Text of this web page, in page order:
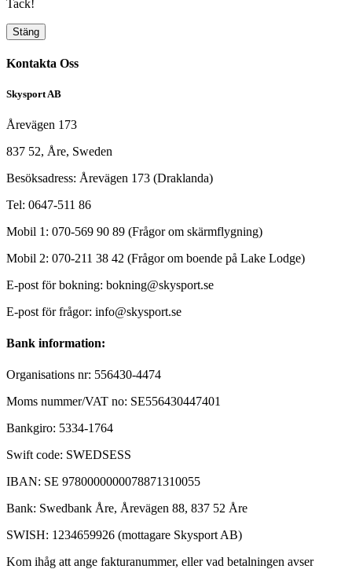
Tack!
Stäng
Kontakta Oss
Skysport AB
Årevägen 173
837 52, Åre, Sweden
Besöksadress: Årevägen 173 (Draklanda)
Tel: 0647-511 86
Mobil 1: 070-569 90 89 (Frågor om skärmflygning)
Mobil 2: 070-211 38 42 (Frågor om boende på Lake Lodge)
E-post för bokning: bokning@skysport.se
E-post för frågor: info@skysport.se
Bank information:
Organisations nr: 556430-4474
Moms nummer/VAT no: SE556430447401
Bankgiro: 5334-1764
Swift code: SWEDSESS
IBAN: SE 9780000000078871310055
Bank: Swedbank Åre, Årevägen 88, 837 52 Åre
SWISH: 1234659926 (mottagare Skysport AB)
Kom ihåg att ange fakturanummer, eller vad betalningen avser